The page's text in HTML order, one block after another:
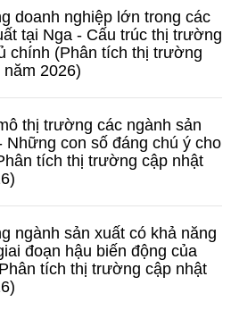
doanh nghiệp lớn trong các
tại Nga - Cấu trúc thị trường
chính (Phân tích thị trường
2026)
thị trường các ngành sản
Những con số đáng chú ý cho
tích thị trường cập nhật
ngành sản xuất có khả năng
đoạn hậu biến động của
tích thị trường cập nhật